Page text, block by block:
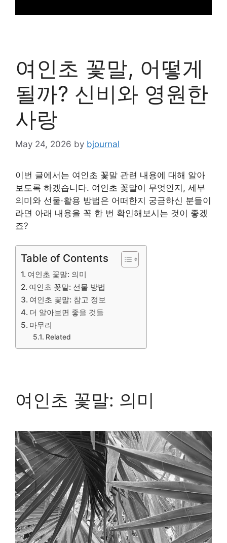
여인초 꽃말, 어떻게
될까? 신비와 영원한
사랑
May 24, 2026 by bjournal
이번 글에서는 여인초 꽃말 관련 내용에 대해 알아
보도록 하겠습니다. 여인초 꽃말이 무엇인지, 세부
의미와 선물·활용 방법은 어떠한지 궁금하신 분들이
라면 아래 내용을 꼭 한 번 확인해보시는 것이 좋겠
죠?
Table of Contents
여인초 꽃말: 의미
여인초 꽃말: 선물 방법
여인초 꽃말: 참고 정보
더 알아보면 좋을 것들
마무리
Related
여인초 꽃말: 의미